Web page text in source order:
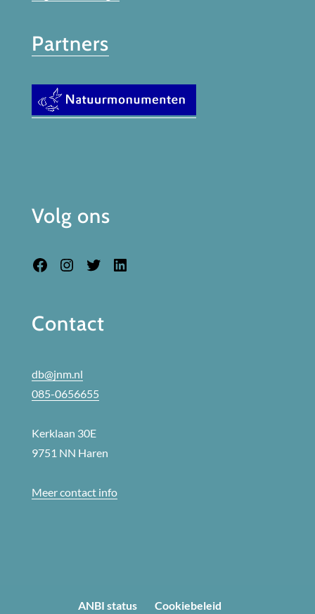
Partners
Volg ons
FacebookInstagram
Twitter
Contact
db@jnm.nl
085-0656655
Kerklaan 30E
9751 NN Haren
Meer contact info
ANBI status Cookiebeleid